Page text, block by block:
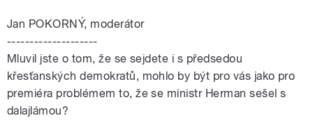
Jan POKORNÝ, moderátor
--------------------
Mluvil jste o tom, že se sejdete i s předsedou
křesťanských demokratů, mohlo by být pro vás jako pro
premiéra problémem to, že se ministr Herman sešel s
dalajlámou?